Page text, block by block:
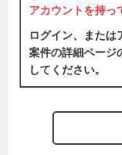
アカウントを持っ
ログイン、または
案件の詳細ページ
してください。